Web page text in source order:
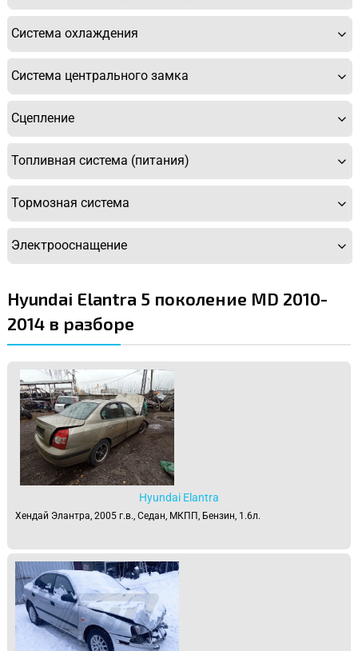
Система охлаждения
Система центрального замка
Сцепление
Топливная система (питания)
Тормозная система
Электрооснащение
Hyundai Elantra 5 поколение MD 2010-
2014 в разборе
Hyundai Elantra
Хендай Элантра, 2005 г.в., Седан, МКПП, Бензин, 1.6л.